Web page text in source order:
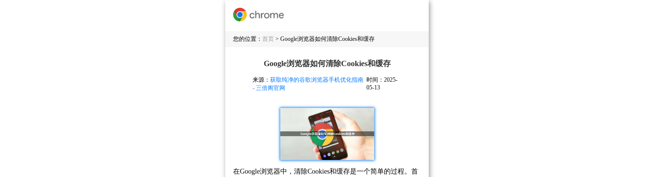
您的位置： 首页 > Google浏览器如何清除Cookies和缓存
Google浏览器如何清除Cookies和缓存
来源： 获取纯净的谷歌浏览器手机优化指南
- 三倍阁官网
时间：2025-
05-13
在Google浏览器中，清除Cookies和缓存是一个简单的过程。首